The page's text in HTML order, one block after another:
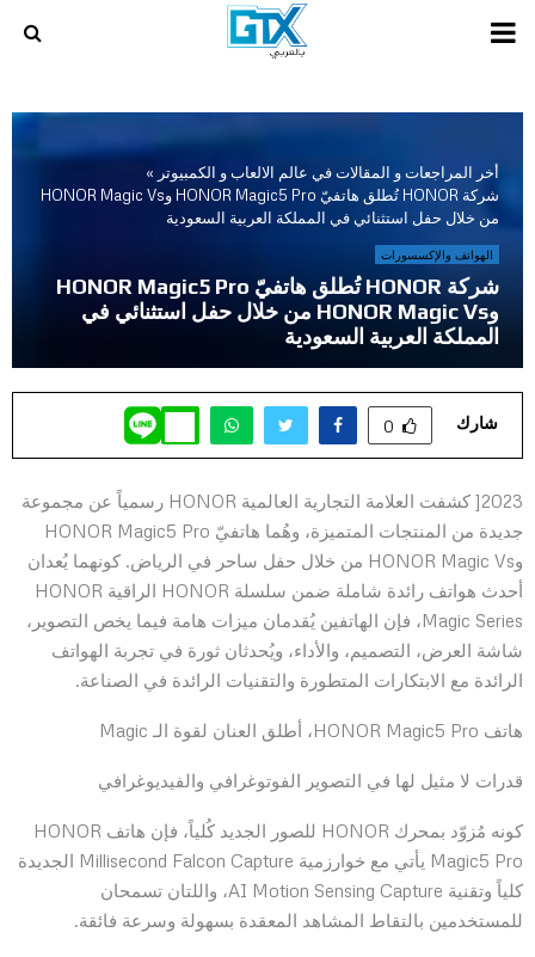
PRIMARY
أخر المراجعات و المقالات في عالم الالعاب و الكمبيوتر »
شركة HONOR تُطلق هاتفيّ HONOR Magic5 Pro وHONOR Magic Vs
من خلال حفل استثنائي في المملكة العربية السعودية
الهواتف والإكسسورات
شركة HONOR تُطلق هاتفيّ HONOR Magic5 Pro
وHONOR Magic Vs من خلال حفل استثنائي في
المملكة العربية السعودية
شارك 0
2023[ كشفت العلامة التجارية العالمية HONOR رسمياً عن مجموعة
جديدة من المنتجات المتميزة، وهُما هاتفيّ HONOR Magic5 Pro
وHONOR Magic Vs من خلال حفل ساحر في الرياض. كونهما يُعدان
أحدث هواتف رائدة شاملة ضمن سلسلة HONOR الراقية HONOR
Magic Series، فإن الهاتفين يُقدمان ميزات هامة فيما يخص التصوير،
شاشة العرض، التصميم، والأداء، ويُحدثان ثورة في تجربة الهواتف
الرائدة مع الابتكارات المتطورة والتقنيات الرائدة في الصناعة.
هاتف HONOR Magic5 Pro، أطلق العنان لقوة الـ Magic
قدرات لا مثيل لها في التصوير الفوتوغرافي والفيديوغرافي
كونه مُزوّد بمحرك HONOR للصور الجديد كُلياً، فإن هاتف HONOR
Magic5 Pro يأتي مع خوارزمية Millisecond Falcon Capture الجديدة
كلياً وتقنية AI Motion Sensing Capture، واللتان تسمحان
للمستخدمين بالتقاط المشاهد المعقدة بسهولة وسرعة فائقة.